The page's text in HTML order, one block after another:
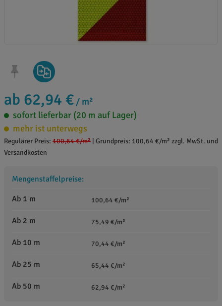
ab 62,94 € / m²
sofort lieferbar (20 m auf Lager)
mehr ist unterwegs
Regulärer Preis: 100,64 €/m² Grundpreis: 100,64 €/m² zzgl. MwSt. und
Versandkosten
Mengenstaffelpreise:
Ab 1 m
100,64 €/m²
Ab 2 m 75,49 €/m²
Ab 10 m 70,44 €/m²
Ab 25 m 65,44 €/m²
Ab 50 m 62,94 €/m²